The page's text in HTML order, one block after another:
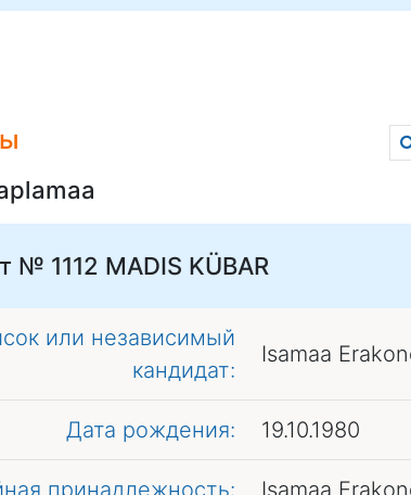
№ 1112 MADIS KÜBAR
или независимый
кандидат:
Isamaa
Дата рождения: 19.10.1980
принадлежность: Isamaa